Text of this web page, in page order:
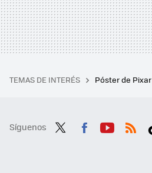
TEMAS DE INTERÉS Póster de Pixar
Síguenos